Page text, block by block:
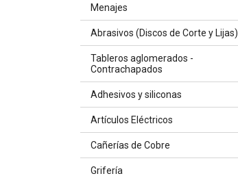
Menajes
Abrasivos (Discos de Corte y Lijas)
Tableros aglomerados -
Contrachapados
Adhesivos y siliconas
Artículos Eléctricos
Cañerías de Cobre
Grifería